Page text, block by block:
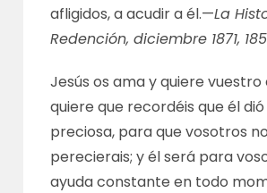
afligidos, a acudir a él.—La
Redención, diciembre 1871, 185
Jesús os ama y quiere vuestro
quiere que recordéis que él dió
preciosa, para que vosotros no
perecierais; y él será para
ayuda constante en todo